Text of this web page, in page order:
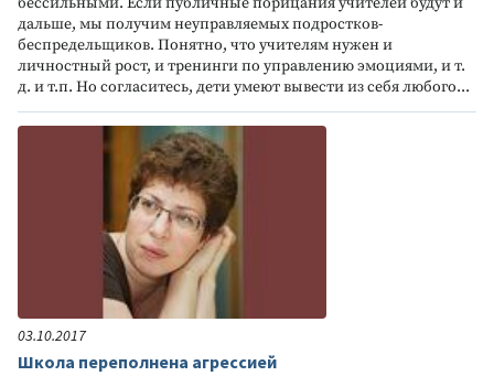
дальше, мы получим неуправляемых подростков-
беспредельщиков. Понятно, что учителям нужен и
личностный рост, и тренинги по управлению эмоциями, и т.
д. и т.п. Но согласитесь, дети умеют вывести из себя любого...
03.10.2017
Школа переполнена агрессией